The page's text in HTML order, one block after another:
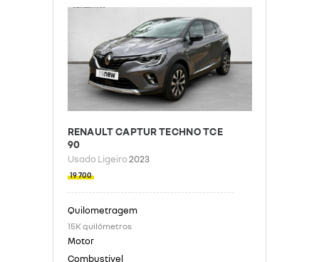
RENAULT CAPTUR TECHNO TCE
90
Usado Ligeiro2023
19 700
15K quilómetros